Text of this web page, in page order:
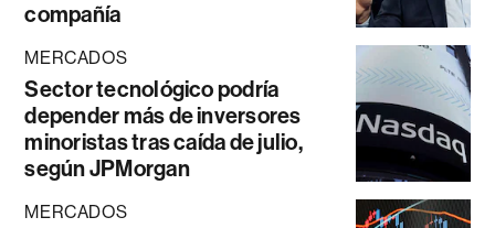
compañía
MERCADOS
Sector tecnológico podría
depender más de inversores
minoristas tras caída de julio,
según JPMorgan
MERCADOS